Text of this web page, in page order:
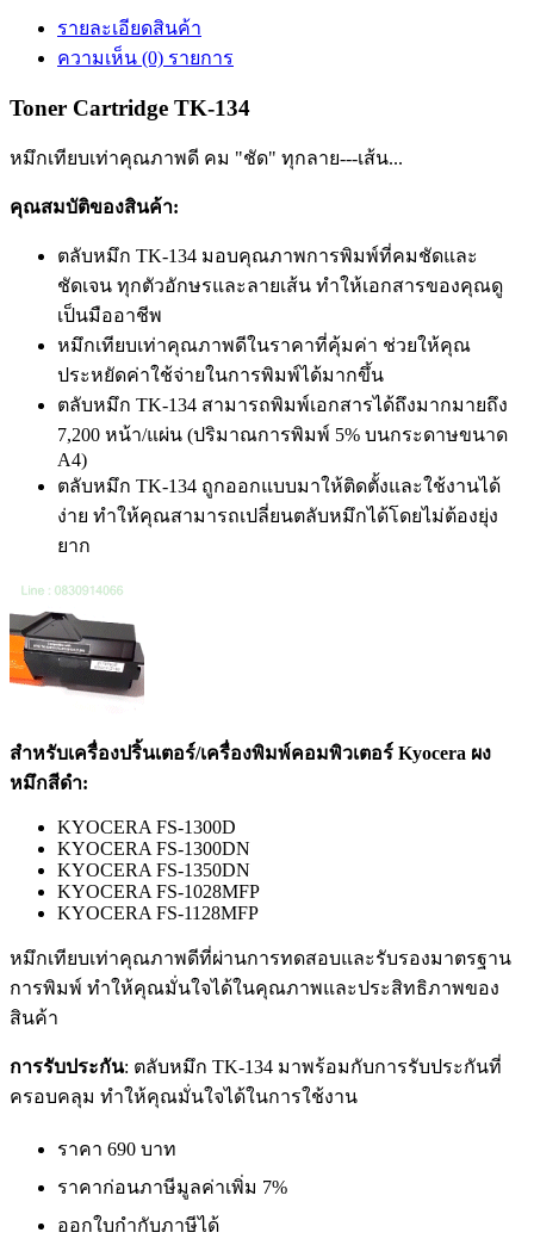
รายละเอียดสินค้า
ความเห็น (0) รายการ
Toner Cartridge TK-134
หมึกเทียบเท่าคุณภาพดี คม "ชัด" ทุกลาย---เส้น...
คุณสมบัติของสินค้า:
ตลับหมึก TK-134 มอบคุณภาพการพิมพ์ที่คมชัดและ
ชัดเจน ทุกตัวอักษรและลายเส้น ทำให้เอกสารของคุณดู
เป็นมืออาชีพ
หมึกเทียบเท่าคุณภาพดีในราคาที่คุ้มค่า ช่วยให้คุณ
ประหยัดค่าใช้จ่ายในการพิมพ์ได้มากขึ้น
ตลับหมึก TK-134 สามารถพิมพ์เอกสารได้ถึงมากมายถึง
7,200 หน้า/แผ่น (ปริมาณการพิมพ์ 5% บนกระดาษขนาด
A4)
ตลับหมึก TK-134 ถูกออกแบบมาให้ติดตั้งและใช้งานได้
ง่าย ทำให้คุณสามารถเปลี่ยนตลับหมึกได้โดยไม่ต้องยุ่ง
ยาก
สำหรับเครื่องปริ้นเตอร์/เครื่องพิมพ์คอมพิวเตอร์ Kyocera ผง
หมึกสีดำ:
KYOCERA FS-1300D
KYOCERA FS-1300DN
KYOCERA FS-1350DN
KYOCERA FS-1028MFP
KYOCERA FS-1128MFP
หมึกเทียบเท่าคุณภาพดีที่ผ่านการทดสอบและรับรองมาตรฐาน
การพิมพ์ ทำให้คุณมั่นใจได้ในคุณภาพและประสิทธิภาพของ
สินค้า
การรับประกัน: ตลับหมึก TK-134 มาพร้อมกับการรับประกันที่
ครอบคลุม ทำให้คุณมั่นใจได้ในการใช้งาน
ราคา 690 บาท
ราคาก่อนภาษีมูลค่าเพิ่ม 7%
ออกใบกำกับภาษีได้